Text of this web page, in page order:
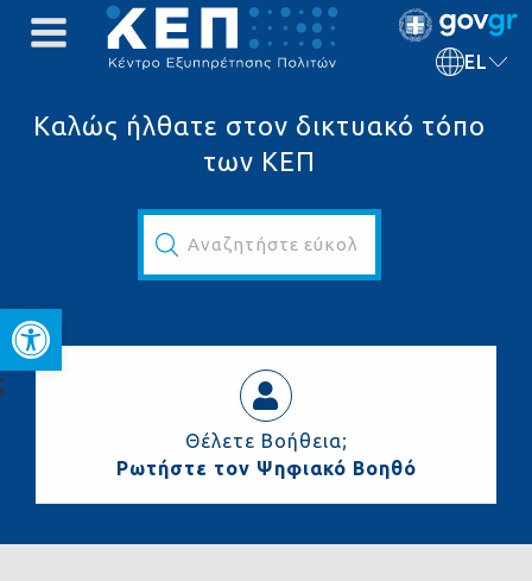
Ανοίξτε τη γραμμή
EL
Καλώς ήλθατε στον δικτυακό τόπο
των ΚΕΠ
Αναζητήστε εύκολα και γρήγορα...
Θέλετε Βοήθεια;
Ρωτήστε τον Ψηφιακό Βοηθό